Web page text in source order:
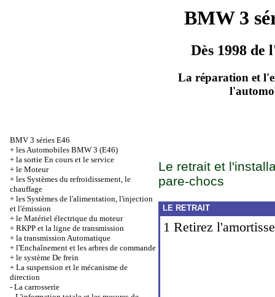
BMW 3
Dès 1998 de
La réparation et
BMV 3 séries Е46
+ les Automobiles BMW 3 (Е46)
+ la sortie En cours et le service
+ le Moteur
+ les Systèmes du refroidissement, le
chauffage
+ les Systèmes de l'alimentation, l'injection
et l'émission
+ le Matériel électrique du moteur
+ RKPP et la ligne de transmission
+ la transmission Automatique
+ l'Enchaînement et les arbres de commande
+ le système De frein
+ La suspension et le mécanisme de
direction
- La carrosserie
Le retrait et
pare-chocs
LE RETRAIT
1 Retirez